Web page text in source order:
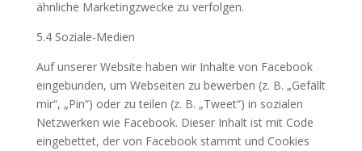
ähnliche Marketingzwecke zu verfolgen.
5.4 Soziale-Medien
Auf unserer Website haben wir Inhalte von Facebook
eingebunden, um Webseiten zu bewerben (z. B. „Gefällt
mir“, „Pin“) oder zu teilen (z. B. „Tweet“) in sozialen
Netzwerken wie Facebook. Dieser Inhalt ist mit Code
eingebettet, der von Facebook stammt und Cookies